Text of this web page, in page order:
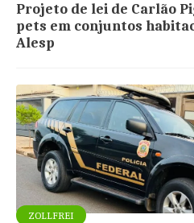
Projeto de lei de Carlão
pets em conjuntos
Alesp
ZOLLFREI